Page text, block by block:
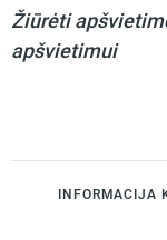
Žiūrėti
apšvietimui
INFORMACIJA